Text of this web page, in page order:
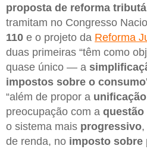
proposta de reforma
tramitam no Congresso
110 e o projeto da Reforma
duas primeiras “têm como
quase único — a
impostos sobre o consumo
“além de propor a
preocupação com a
o sistema mais progressivo
de renda, no imposto sobre